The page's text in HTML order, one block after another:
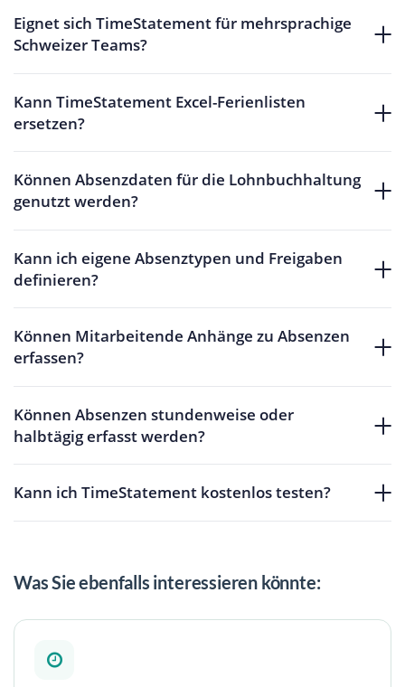
Eignet sich TimeStatement für mehrsprachige
Schweizer Teams?
Kann TimeStatement Excel-Ferienlisten
ersetzen?
Können Absenzdaten für die Lohnbuchhaltung
genutzt werden?
Kann ich eigene Absenztypen und Freigaben
definieren?
Können Mitarbeitende Anhänge zu Absenzen
erfassen?
Können Absenzen stundenweise oder
halbtägig erfasst werden?
Kann ich TimeStatement kostenlos testen?
Was Sie ebenfalls interessieren könnte: